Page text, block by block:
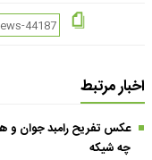
اخبار مرتبط
عکس تفریح رامبد جوان و
چه شیکه